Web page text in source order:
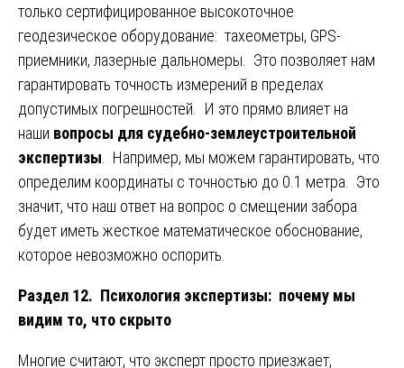
только сертифицированное высокоточное
геодезическое оборудование: тахеометры, GPS-
приемники, лазерные дальномеры. Это позволяет нам
гарантировать точность измерений в пределах
допустимых погрешностей. И это прямо влияет на
наши вопросы для судебно-землеустроительной
экспертизы . Например, мы можем гарантировать, что
определим координаты с точностью до 0.1 метра. Это
значит, что наш ответ на вопрос о смещении забора
будет иметь жесткое математическое обоснование,
которое невозможно оспорить.
Раздел 12. Психология экспертизы: почему мы
видим то, что скрыто
Многие считают, что эксперт просто приезжает,